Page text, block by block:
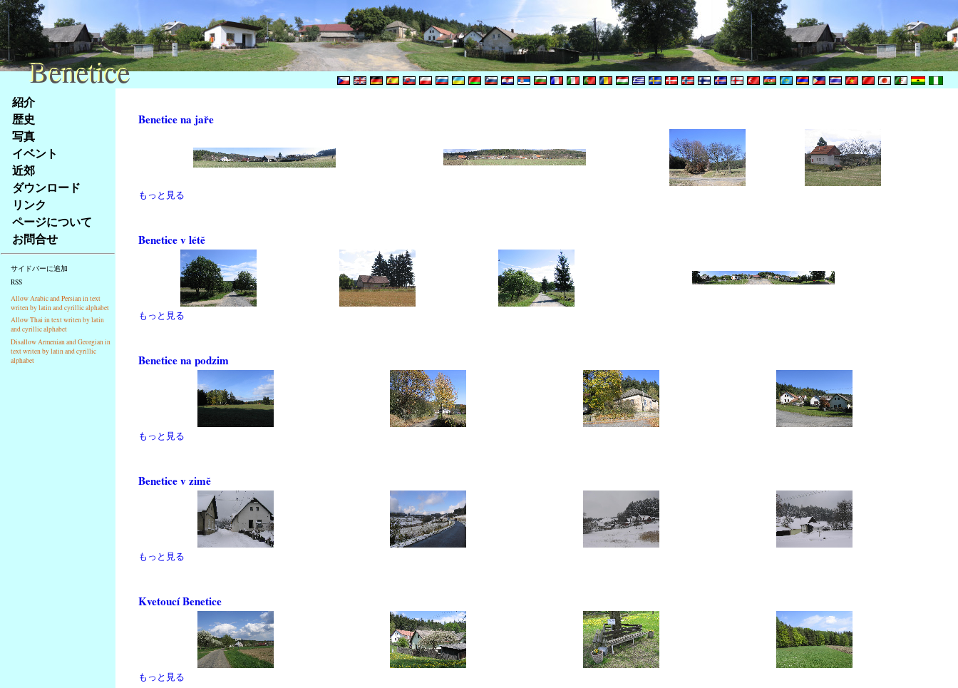
Na
obsah
stránky
Klávesové
zkratky
tomto
webu
základní
Hlavní
strana
紹介
歴史
写真
イベント
近郊
ダウンロード
リンク
ページについて
お問合せ
サイドバーに追加
RSS
Allow Arabic and Persian in text
writen by latin and cyrillic alphabet
Allow Thai in text writen by latin
and cyrillic alphabet
Disallow Armenian and Georgian in
text writen by latin and cyrillic
alphabet
Benetice na jaře
もっと見る
Benetice v létě
もっと見る
Benetice na podzim
もっと見る
Benetice v zimě
もっと見る
Kvetoucí Benetice
もっと見る
Benetice
Benetice